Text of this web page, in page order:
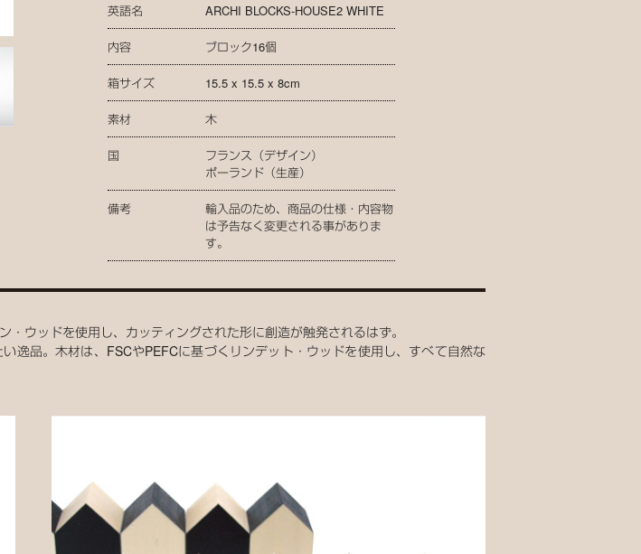
英語名 ARCHI BLOCKS-HOUSE2 WHITE
内容 ブロック16個
箱サイズ 15.5 x 15.5 x 8cm
素材 木
国
フランス（デザイン）
ポーランド（生産）
備考
輸入品のため、商品の仕様・内容物
は予告なく変更される事がありま
す。
ウッドを使用し、カッティングされた形に創造が触発されるはず。
逸品。木材は、FSCやPEFCに基づくリンデット・ウッドを使用し、すべて自然な